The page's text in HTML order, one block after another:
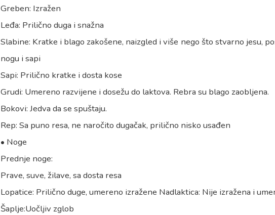
Greben: Izražen
Leđa: Prilično duga i snažna
Slabine: Kratke i blago zakošene, naizgled i više nego što stvarno jesu,
nogu i sapi
Sapi: Prilično kratke i dosta kose
Grudi: Umereno razvijene i dosežu do laktova. Rebra su blago zaobljena.
Bokovi: Jedva da se spuštaju.
Rep: Sa puno resa, ne naročito dugačak, prilično nisko usađen
• Noge
Prednje noge:
Prave, suve, žilave, sa dosta resa
Lopatice: Prilično duge, umereno izražene Nadlaktica: Nije izražena i
Šaplje:Uočljiv zglob